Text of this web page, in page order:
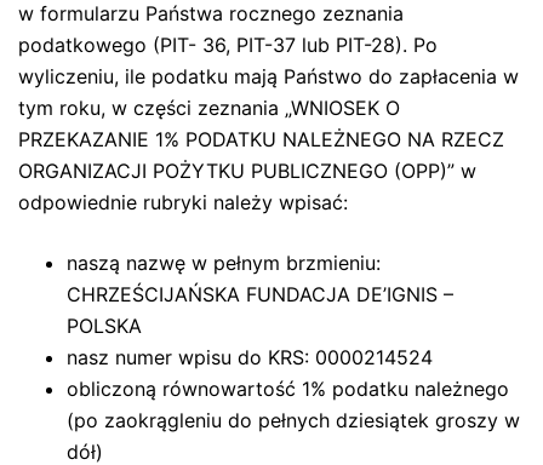
w formularzu Państwa rocznego zeznania
podatkowego (PIT- 36, PIT-37 lub PIT-28). Po
wyliczeniu, ile podatku mają Państwo do zapłacenia w
tym roku, w części zeznania „WNIOSEK O
PRZEKAZANIE 1% PODATKU NALEŻNEGO NA RZECZ
ORGANIZACJI POŻYTKU PUBLICZNEGO (OPP)” w
odpowiednie rubryki należy wpisać:
naszą nazwę w pełnym brzmieniu:
CHRZEŚCIJAŃSKA FUNDACJA DE’IGNIS –
POLSKA
nasz numer wpisu do KRS: 0000214524
obliczoną równowartość 1% podatku należnego
(po zaokrągleniu do pełnych dziesiątek groszy w
dół)